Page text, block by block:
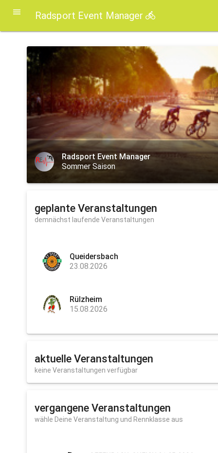
Radsport Event Manager
Radsport Event Manager
Sommer Saison
geplante Veranstaltungen
demnächst laufende Veranstaltungen
Queidersbach
23.08.2026
Rülzheim
15.08.2026
aktuelle Veranstaltungen
keine Veranstaltungen verfügbar
vergangene Veranstaltungen
wähle Deine Veranstaltung und Rennklasse aus